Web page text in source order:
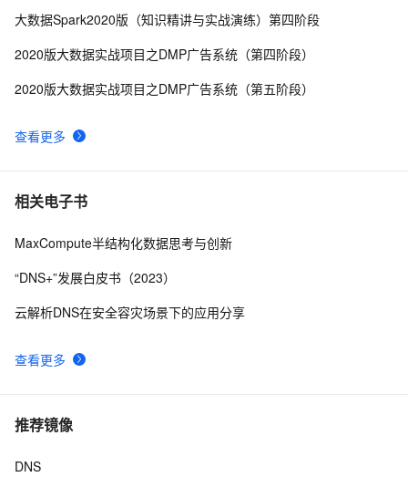
10【MaxCompute 常见问题】 外部表
查看更多
大数据Spark2020版（知识精讲与实战演练）第四阶段
2020版大数据实战项目之DMP广告系统（第四阶段）
2020版大数据实战项目之DMP广告系统（第五阶段）
相关电子书
查看更多
MaxCompute半结构化数据思考与创新
“DNS+”发展白皮书（2023）
云解析DNS在安全容灾场景下的应用分享
推荐镜像
DNS